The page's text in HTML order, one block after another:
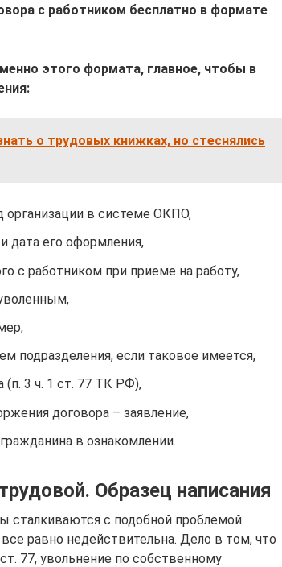
с работником бесплатно в формате
этого формата, главное, чтобы в
о трудовых книжках, но стеснялись
организации в системе ОКПО,
дата его оформления,
с работником при приеме на работу,
подразделения, если таковое имеется,
(п. 3 ч. 1 ст. 77 ТК РФ),
договора – заявление,
в ознакомлении.
Образец написания
сталкиваются с подобной проблемой.
равно недействительна. Дело в том, что
77, увольнение по собственному